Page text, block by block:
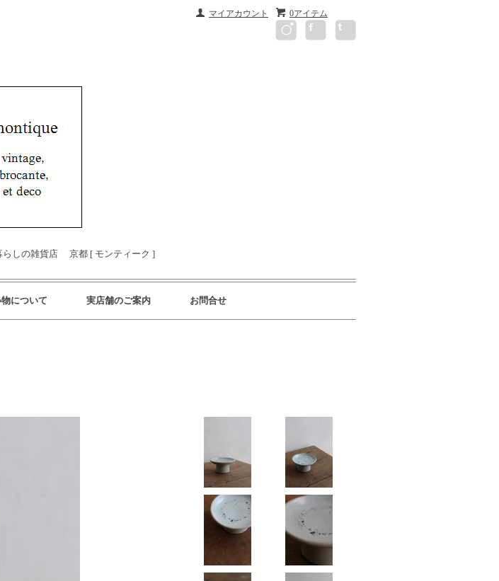
0アイテム
マイアカウント
らしの雑貨店 京都 [ モンティーク ]
について 実店舗のご案内 お問合せ